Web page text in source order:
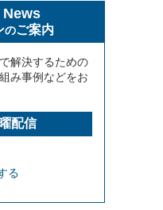
News
のご案内
解決するための
み事例などをお
配信
る